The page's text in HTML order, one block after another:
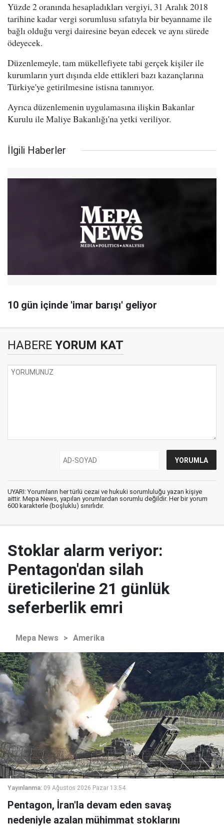
Yüzde 2 oranında hesapladıkları vergiyi, 31 Aralık 2018
tarihine kadar vergi sorumlusu sıfatıyla bir beyanname ile
bağlı olduğu vergi dairesine beyan edecek ve aynı sürede
ödeyecek.
Düzenlemeyle, tam mükellefiyete tabi gerçek kişiler ile
kurumların yurt dışında elde ettikleri bazı kazançlarına
Türkiye'ye getirilmesine istisna tanınıyor.
Ayrıca düzenlemenin uygulamasına ilişkin Bakanlar
Kurulu ile Maliye Bakanlığı'na yetki veriliyor.
İlgili Haberler
10 gün içinde 'imar barışı' geliyor
HABERE YORUM KAT
UYARI: Yorumların her türlü cezai ve hukuki sorumluluğu yazan kişiye
aittir. Mepa News, yapılan yorumlardan sorumlu değildir. Her bir yorum
600 karakterle (boşluklu) sınırlıdır.
Stoklar alarm veriyor:
Pentagon'dan silah
üreticilerine 21 günlük
seferberlik emri
Mepa News > Amerika
Yayınlanma: 09 Ağustos 2026 Pazar 13:54
Pentagon, İran'la devam eden savaş
nedeniyle azalan mühimmat stoklarını